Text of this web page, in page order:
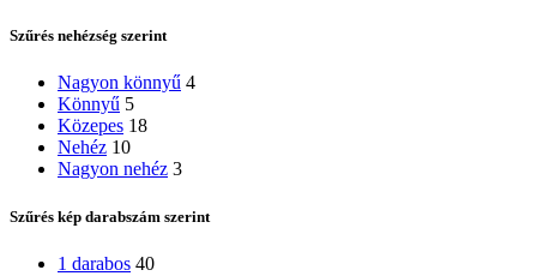
Szűrés nehézség szerint
Nagyon könnyű 4
Könnyű 5
Közepes 18
Nehéz 10
Nagyon nehéz 3
Szűrés kép darabszám szerint
1 darabos 40